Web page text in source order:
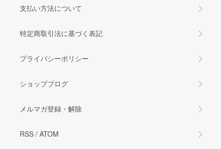
支払い方法について
特定商取引法に基づく表記
プライバシーポリシー
ショップブログ
メルマガ登録・解除
RSS / ATOM